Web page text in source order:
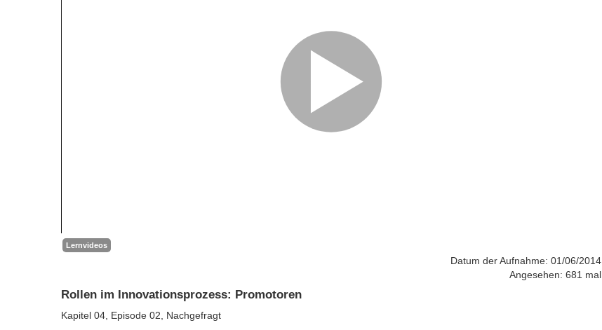
Lernvideos
Datum der Aufnahme: 01/06/2014
Angesehen: 681 mal
Rollen im Innovationsprozess: Promotoren
Kapitel 04, Episode 02, Nachgefragt